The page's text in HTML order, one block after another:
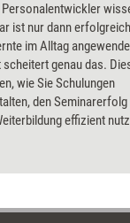
ist nur dann
im Alltag
genau das.
wie Sie Schulungen
den Seminarerfolg
effizient
Machen Sie
sichern! Ihr